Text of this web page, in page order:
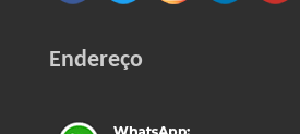
Endereço